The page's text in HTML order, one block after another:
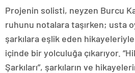
Projenin solisti, neyzen Burcu
ruhunu notalara taşırken; usta
şarkılara eşlik eden
içinde bir yolculuğa çıkarıyor.
Şarkıları”, şarkıların ve